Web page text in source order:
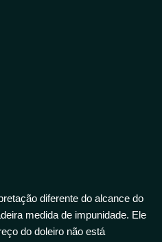
diferente do alcance do
medida de impunidade. Ele
do doleiro não está